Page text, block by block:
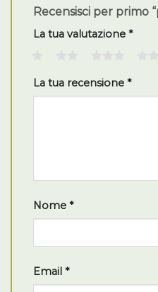
Recensisci per primo
La tua valutazione *
La tua recensione *
Nome *
Email *